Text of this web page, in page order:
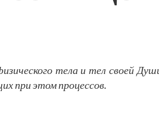
тела и тел своей
при этом процессов.